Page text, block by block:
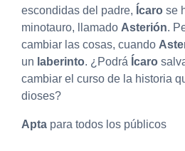
escondidas del padre, Ícaro se
minotauro, llamado Asterión.
cambiar las cosas, cuando
un laberinto. ¿Podrá Ícaro
cambiar el curso de la historia
dioses?
Apta para todos los públicos